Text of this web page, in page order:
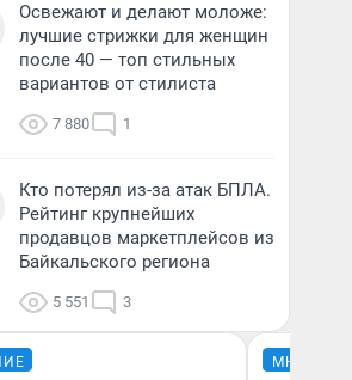
Освежают и делают моложе:
лучшие стрижки для женщин
после 40 — топ стильных
вариантов от стилиста
7 880 1
Кто потерял из-за атак БПЛА.
Рейтинг крупнейших
продавцов маркетплейсов из
Байкальского региона
5 551 3
МНЕНИЕ